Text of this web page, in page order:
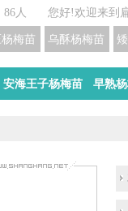
您好!欢迎来到
86人
乌酥杨梅苗培
梅苗
安海王子杨梅苗 早熟